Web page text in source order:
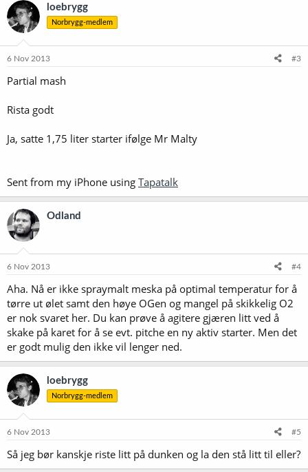
loebrygg
Norbrygg-medlem
6 Nov 2013 #3
Partial mash
Rista godt
Ja, satte 1,75 liter starter ifølge Mr Malty
Sent from my iPhone using Tapatalk
Odland
6 Nov 2013 #4
Aha. Nå er ikke spraymalt meska på optimal temperatur for å
tørre ut ølet samt den høye OGen og mangel på skikkelig O2
er nok svaret her. Du kan prøve å agitere gjæren litt ved å
skake på karet for å se evt. pitche en ny aktiv starter. Men det
er godt mulig den ikke vil lenger ned.
loebrygg
Norbrygg-medlem
6 Nov 2013 #5
Så jeg bør kanskje riste litt på dunken og la den stå litt til eller?